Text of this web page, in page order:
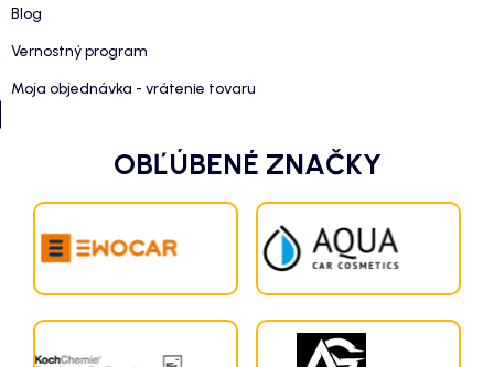
Blog
Vernostný program
Moja objednávka - vrátenie tovaru
OBĽÚBENÉ ZNAČKY